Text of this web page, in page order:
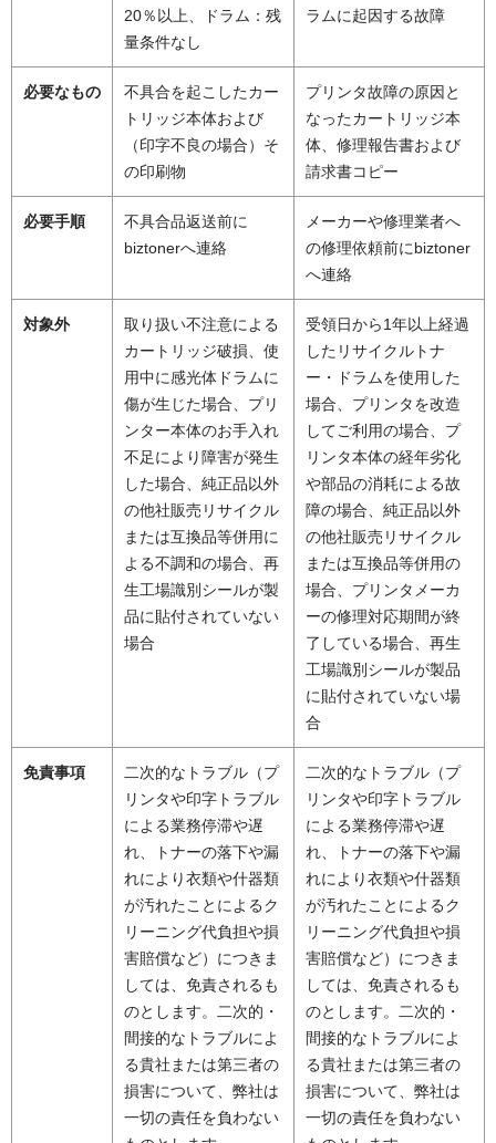
20％以上、ドラム：残
量条件なし
ラムに起因する故障
必要なもの
不具合を起こしたカー
トリッジ本体および
（印字不良の場合）そ
の印刷物
プリンタ故障の原因と
なったカートリッジ本
体、修理報告書および
請求書コピー
必要手順
不具合品返送前に
biztonerへ連絡
メーカーや修理業者へ
の修理依頼前にbiztoner
へ連絡
対象外
取り扱い不注意による
カートリッジ破損、使
用中に感光体ドラムに
傷が生じた場合、プリ
ンター本体のお手入れ
不足により障害が発生
した場合、純正品以外
の他社販売リサイクル
または互換品等併用に
よる不調和の場合、再
生工場識別シールが製
品に貼付されていない
場合
受領日から1年以上経過
したリサイクルトナ
ー・ドラムを使用した
場合、プリンタを改造
してご利用の場合、プ
リンタ本体の経年劣化
や部品の消耗による故
障の場合、純正品以外
の他社販売リサイクル
または互換品等併用の
場合、プリンタメーカ
ーの修理対応期間が終
了している場合、再生
工場識別シールが製品
に貼付されていない場
合
免責事項
二次的なトラブル（プ
リンタや印字トラブル
による業務停滞や遅
れ、トナーの落下や漏
れにより衣類や什器類
が汚れたことによるク
リーニング代負担や損
害賠償など）につきま
しては、免責されるも
のとします。二次的・
間接的なトラブルによ
る貴社または第三者の
損害について、弊社は
一切の責任を負わない
二次的なトラブル（プ
リンタや印字トラブル
による業務停滞や遅
れ、トナーの落下や漏
れにより衣類や什器類
が汚れたことによるク
リーニング代負担や損
害賠償など）につきま
しては、免責されるも
のとします。二次的・
間接的なトラブルによ
る貴社または第三者の
損害について、弊社は
一切の責任を負わない